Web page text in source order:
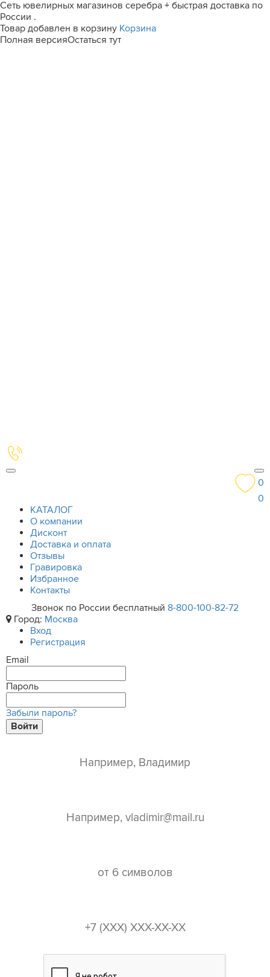
Сеть ювелирных магазинов серебра + быстрая доставка по
России .
Товар добавлен в корзину Корзина
Полная версияОстаться тут
0
0
КАТАЛОГ
О компании
Дисконт
Доставка и оплата
Отзывы
Гравировка
Избранное
Контакты
Звонок по России бесплатный 8-800-100-82-72
Город: Москва
Вход
Регистрация
Email
Пароль
Забыли пароль?
Войти